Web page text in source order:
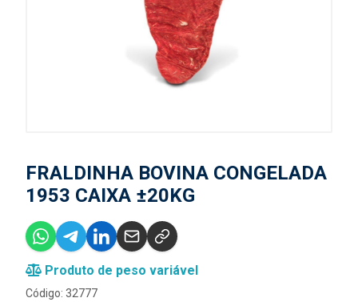
FRALDINHA BOVINA CONGELADA
1953 CAIXA ±20KG
Produto de peso variável
Código: 32777